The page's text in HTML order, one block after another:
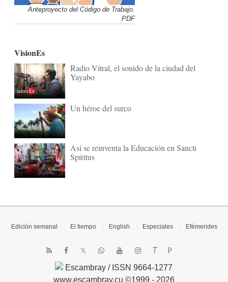
Anteproyecto del Código de Trabajo.
PDF
VisionEs
Radio Vitral, el sonido de la ciudad del
Yayabo
Un héroe del surco
Así se reinventa la Educación en Sancti
Spíritus
Edición semanal El tiempo English Especiales Efémerides
T P
Escambray / ISSN 9664-1277
www.escambray.cu ©1999 - 2026